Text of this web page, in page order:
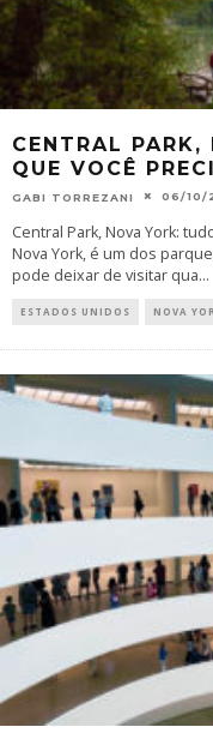
CENTRAL
QUE VOCÊ
GABI TORREZANI 06/10/
Central Park, Nova York:
Nova York, é um dos
pode deixar de visitar qua...
ESTADOS UNIDOS NOVA